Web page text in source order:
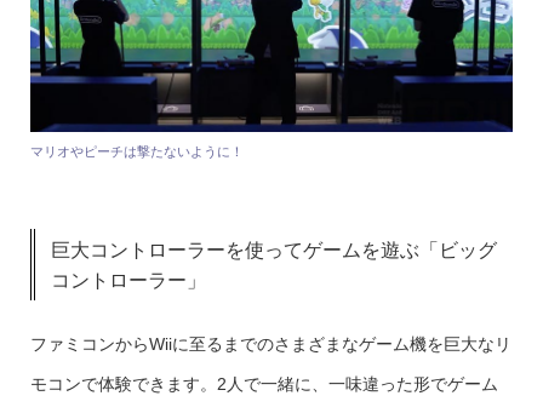
マリオやピーチは撃たないように！
巨大コントローラーを使ってゲームを遊ぶ「ビッグ
コントローラー」
ファミコンからWiiに至るまでのさまざまなゲーム機を巨大なリ
モコンで体験できます。2人で一緒に、一味違った形でゲーム